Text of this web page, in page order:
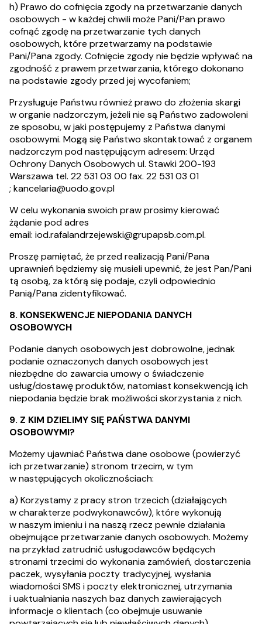
h) Prawo do cofnięcia zgody na przetwarzanie danych
osobowych - w każdej chwili może Pani/Pan prawo
cofnąć zgodę na przetwarzanie tych danych
osobowych, które przetwarzamy na podstawie
Pani/Pana zgody. Cofnięcie zgody nie będzie wpływać na
zgodność z prawem przetwarzania, którego dokonano
na podstawie zgody przed jej wycofaniem;
Przysługuje Państwu również prawo do złożenia skargi
w organie nadzorczym, jeżeli nie są Państwo zadowoleni
ze sposobu, w jaki postępujemy z Państwa danymi
osobowymi. Mogą się Państwo skontaktować z organem
nadzorczym pod następującym adresem: Urząd
Ochrony Danych Osobowych ul. Stawki 200-193
Warszawa tel. 22 531 03 00 fax. 22 531 03 01
; kancelaria@uodo.gov.pl
W celu wykonania swoich praw prosimy kierować
żądanie pod adres
email: iod.rafalandrzejewski@grupapsb.com.pl.
Proszę pamiętać, że przed realizacją Pani/Pana
uprawnień będziemy się musieli upewnić, że jest Pan/Pani
tą osobą, za którą się podaje, czyli odpowiednio
Panią/Pana zidentyfikować.
8. KONSEKWENCJE NIEPODANIA DANYCH
OSOBOWYCH
Podanie danych osobowych jest dobrowolne, jednak
podanie oznaczonych danych osobowych jest
niezbędne do zawarcia umowy o świadczenie
usług/dostawę produktów, natomiast konsekwencją ich
niepodania będzie brak możliwości skorzystania z nich.
9. Z KIM DZIELIMY SIĘ PAŃSTWA DANYMI
OSOBOWYMI?
Możemy ujawniać Państwa dane osobowe (powierzyć
ich przetwarzanie) stronom trzecim, w tym
w następujących okolicznościach:
a) Korzystamy z pracy stron trzecich (działających
w charakterze podwykonawców), które wykonują
w naszym imieniu i na naszą rzecz pewnie działania
obejmujące przetwarzanie danych osobowych. Możemy
na przykład zatrudnić usługodawców będących
stronami trzecimi do wykonania zamówień, dostarczenia
paczek, wysyłania poczty tradycyjnej, wysłania
wiadomości SMS i poczty elektronicznej, utrzymania
i uaktualniania naszych baz danych zawierających
informacje o klientach (co obejmuje usuwanie